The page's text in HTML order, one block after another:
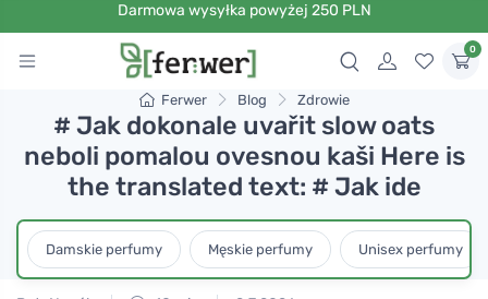
Darmowa wysyłka powyżej 250 PLN
0
Ferwer Blog Zdrowie
# Jak dokonale uvařit slow oats
neboli pomalou ovesnou kaši Here is
the translated text: # Jak ide
Damskie perfumy Męskie perfumy Unisex perfumy